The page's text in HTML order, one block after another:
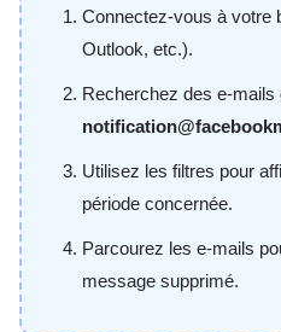
Connectez-vous à votre
Outlook, etc.).
Recherchez des e-mails
Utilisez les filtres pour
période concernée.
Parcourez les e-mails
message supprimé.